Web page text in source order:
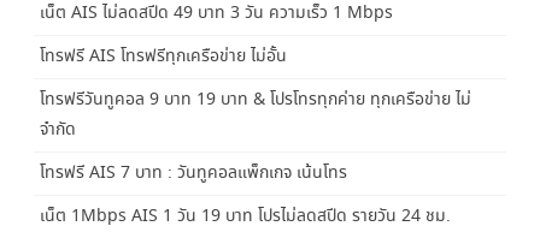
)
เน็ต AIS ไม่ลดสปีด 49 บาท 3 วัน ความเร็ว 1 Mbps
โทรฟรี AIS โทรฟรีทุกเครือข่าย ไม่อั้น
โทรฟรีวันทูคอล 9 บาท 19 บาท & โปรโทรทุกค่าย ทุกเครือข่าย ไม่
จำกัด
โทรฟรี AIS 7 บาท : วันทูคอลแพ็กเกจ เน้นโทร
เน็ต 1Mbps AIS 1 วัน 19 บาท โปรไม่ลดสปีด รายวัน 24 ชม.